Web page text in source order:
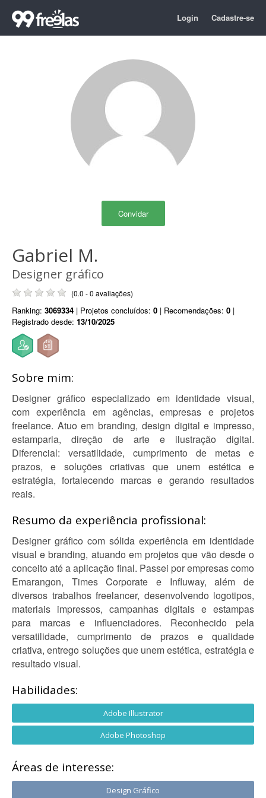
Login Cadastre-se
Convidar
Gabriel M.
Designer gráfico
(0.0 - 0 avaliações)
Ranking: 3069334 | Projetos concluídos: 0 | Recomendações: 0 |
Registrado desde: 13/10/2025
Sobre mim:
Designer gráfico especializado em identidade visual,
com experiência em agências, empresas e projetos
freelance. Atuo em branding, design digital e impresso,
estamparia, direção de arte e ilustração digital.
Diferencial: versatilidade, cumprimento de metas e
prazos, e soluções criativas que unem estética e
estratégia, fortalecendo marcas e gerando resultados
reais.
Resumo da experiência profissional:
Designer gráfico com sólida experiência em identidade
visual e branding, atuando em projetos que vão desde o
conceito até a aplicação final. Passei por empresas como
Emarangon, Times Corporate e Influway, além de
diversos trabalhos freelancer, desenvolvendo logotipos,
materiais impressos, campanhas digitais e estampas
para marcas e influenciadores. Reconhecido pela
versatilidade, cumprimento de prazos e qualidade
criativa, entrego soluções que unem estética, estratégia e
resultado visual.
Habilidades:
Adobe Illustrator
Adobe Photoshop
Áreas de interesse:
Design Gráfico